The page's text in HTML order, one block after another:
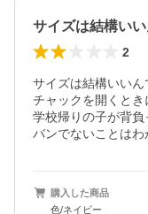
2
サイズは結構いい
チャックを開くと
学校帰りの子が背
バンでないことはわ
購入した商品
色/ネイビー